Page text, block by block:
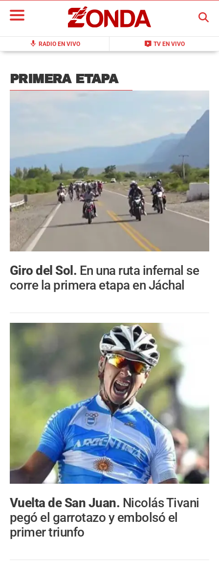
mic RADIO EN VIVO live_tv TV EN VIVO
BUSCAR
PRIMERA ETAPA
Giro del Sol. En una ruta infernal se
corre la primera etapa en Jáchal
Vuelta de San Juan. Nicolás Tivani
pegó el garrotazo y embolsó el
primer triunfo